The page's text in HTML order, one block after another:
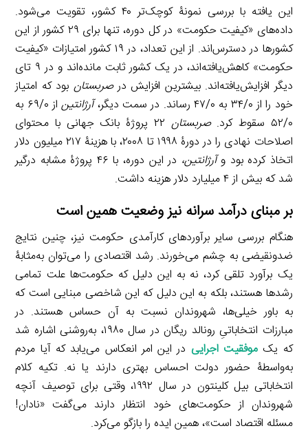
این یافته با بررسی نمونۀ کوچک‌تر ۴۰ کشور، تقویت می‌شود.
داده‌های «کیفیت حکومت» در کل دوره، تنها برای ۲۹ کشور از این
کشورها در دسترس‌اند. از این تعداد، در ۱۹ کشور امتیازات «کیفیت
حکومت» کاهش‌یافته‌اند، در یک کشور ثابت مانده‌اند و در ۹ تای
دیگر افزایش‌یافته‌اند. بیشترین افزایش درصربستان بود که امتیاز
خود را از ۳۴/۰ به ۴۷/۰ رساند. در سمت دیگر،
آرژانتین
از ۶۹/۰ به
۵۲/۰ سقوط کرد.
صربستان
۲۲ پروژۀ بانک جهانی با محتوای
اصلاحات نهادی را در دورۀ ۱۹۹۸ تا ۲۰۰۸، با هزینۀ ۲۱۷ میلیون دلار
اتخاذ کرده بود وآرژانتین،
در این دوره، با ۴۶ پروژۀ مشابه درگیر
شد که بیش از ۴ میلیارد دلار هزینه داشت.
بر مبنای درآمد سرانه نیز وضعیت همین است
هنگام بررسی سایر برآوردهای کارآمدی حکومت نیز، چنین نتایج
ضدونقیضی به چشم می‌خورند. رشد اقتصادی را می‌توان به‌مثابۀ
یک برآورد تلقی کرد، نه به این دلیل که حکومت‌ها علت تمامی
رشدها هستند، بلکه به این دلیل که این شاخصی مبنایی است که
به باور خیلی‌ها، شهروندان نسبت به آن حساس هستند. در
مبارزات انتخاباتیِ رونالد ریگان در سال ۱۹۸۰، به‌روشنی اشاره شد
که یک موفقیت اجرایی در این امر انعکاس می‌یابد که آیا مردم
به‌واسطۀ حضور دولت احساس بهتری دارند یا نه. تکیه کلام
انتخاباتی بیل کلینتون در سال ۱۹۹۲، وقتی برای توصیف آنچه
شهروندان از حکومت‌های خود انتظار دارند می‌گفت «نادان!
مسئله اقتصاد است»، همین ایده را بازگو می‌کرد.